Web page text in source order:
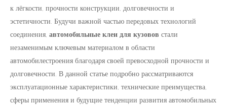
к лёгкости, прочности конструкции, долговечности и
эстетичности. Будучи важной частью передовых технологий
соединения, автомобильные клеи для кузовов стали
незаменимым ключевым материалом в области
автомобилестроения благодаря своей превосходной прочности и
долговечности. В данной статье подробно рассматриваются
эксплуатационные характеристики, технические преимущества,
сферы применения и будущие тенденции развития автомобильных